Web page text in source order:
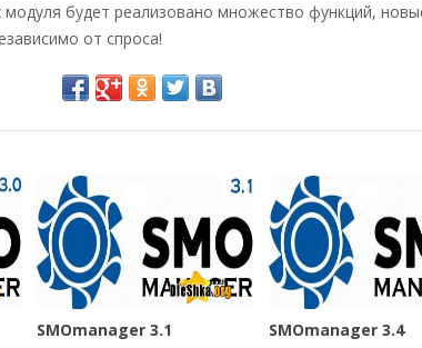
модуля будет реализовано множество функций,
от спроса!
SMOmanager 3.1 SMOmanager 3.4